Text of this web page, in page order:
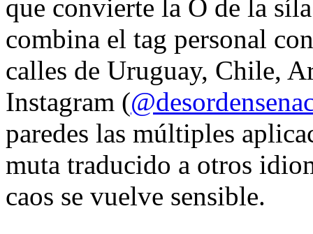
que convierte la O de la
combina el tag personal
calles de Uruguay, Chile,
Instagram (
paredes las múltiples
muta traducido a otros
caos se vuelve sensible.